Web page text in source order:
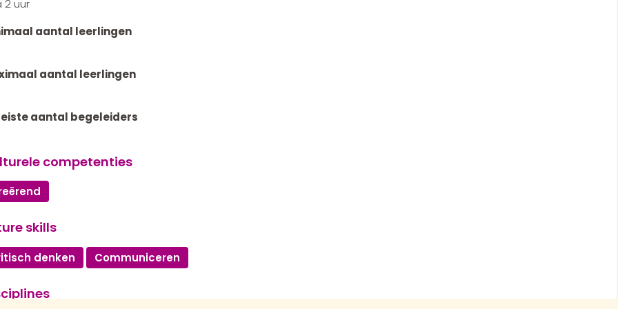
2 uur
aantal leerlingen
aantal leerlingen
aantal begeleiders
competenties
skills
denken Communiceren